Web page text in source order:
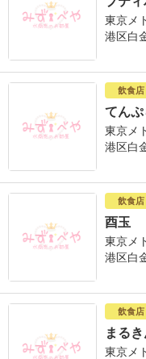
東京メ
港区白
飲食店
てんぷ
東京メ
港区白
飲食店
酉玉
東京メ
港区白
飲食店
まる
東京メ